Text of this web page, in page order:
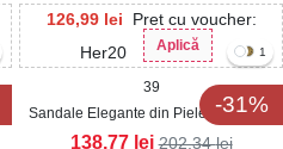
126,99 lei
Pret cu voucher:
Her20
Aplică
-31%
1
39
Sandale Elegante din Piele Ecologica
dama Bordo Kendall
138,77 lei 202,34lei